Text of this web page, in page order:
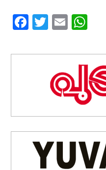
Facebook
Twitter
Email